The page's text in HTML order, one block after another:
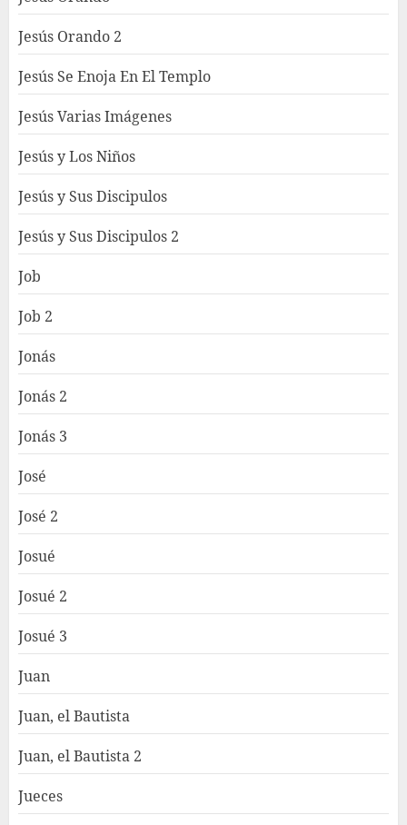
Jesús Orando 2
Jesús Se Enoja En El Templo
Jesús Varias Imágenes
Jesús y Los Niños
Jesús y Sus Discipulos
Jesús y Sus Discipulos 2
Job
Job 2
Jonás
Jonás 2
Jonás 3
José
José 2
Josué
Josué 2
Josué 3
Juan
Juan, el Bautista
Juan, el Bautista 2
Jueces